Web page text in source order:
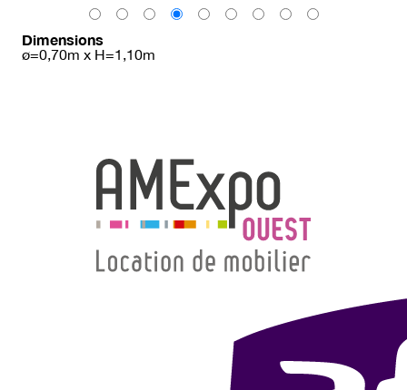
Dimensions
ø=0,70m x H=1,10m